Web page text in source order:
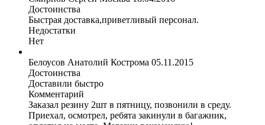
Достоинства
Быстрая доставка,приветливый персонал.
Недостатки
Нет
Белоусов Анатолий Кострома 05.11.2015
Достоинства
Доставили быстро
Комментарий
Заказал резину 2шт в пятницу, позвонили в среду.
Приехал, осмотрел, ребята закинули в багажник,